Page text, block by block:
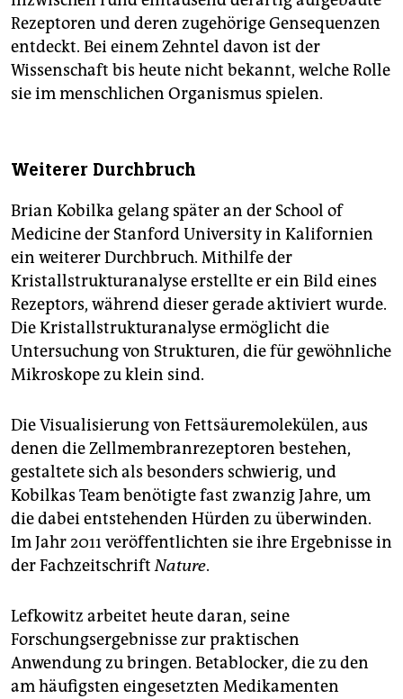
Rezeptoren und deren zugehörige Gensequenzen
entdeckt. Bei einem Zehntel davon ist der
Wissenschaft bis heute nicht bekannt, welche Rolle
sie im menschlichen Organismus spielen.
Weiterer Durchbruch
Brian Kobilka gelang später an der School of
Medicine der Stanford University in Kalifornien
ein weiterer Durchbruch. Mithilfe der
Kristallstrukturanalyse erstellte er ein Bild eines
Rezeptors, während dieser gerade aktiviert wurde.
Die Kristallstrukturanalyse ermöglicht die
Untersuchung von Strukturen, die für gewöhnliche
Mikroskope zu klein sind.
Die Visualisierung von Fettsäuremolekülen, aus
denen die Zellmembranrezeptoren bestehen,
gestaltete sich als besonders schwierig, und
Kobilkas Team benötigte fast zwanzig Jahre, um
die dabei entstehenden Hürden zu überwinden.
Im Jahr 2011 veröffentlichten sie ihre Ergebnisse in
der FachzeitschriftNature.
Lefkowitz arbeitet heute daran, seine
Forschungsergebnisse zur praktischen
Anwendung zu bringen. Betablocker, die zu den
am häufigsten eingesetzten Medikamenten